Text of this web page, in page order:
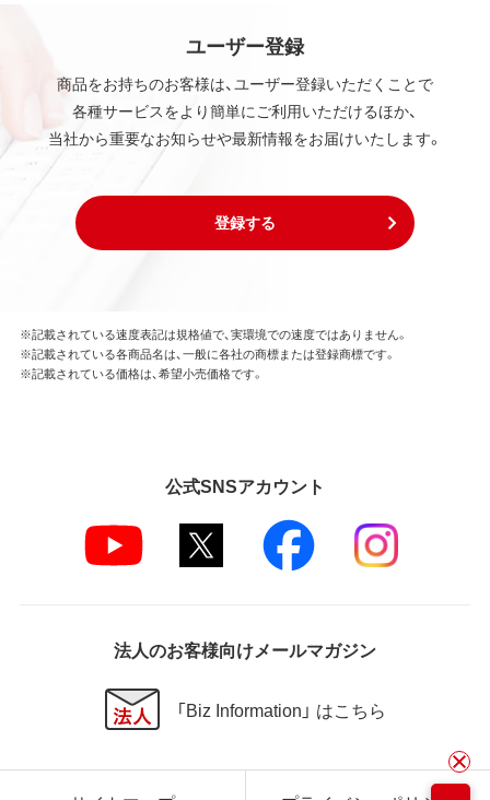
ユーザー登録
商品をお持ちのお客様は、ユーザー登録いただくことで
各種サービスをより簡単にご利用いただけるほか、
当社から重要なお知らせや最新情報をお届けいたします。
登録する
※記載されている速度表記は規格値で、実環境での速度ではありません。
※記載されている各商品名は、一般に各社の商標または登録商標です。
※記載されている価格は、希望小売価格です。
公式SNSアカウント
法人のお客様向けメールマガジン
「Biz Information」 はこちら